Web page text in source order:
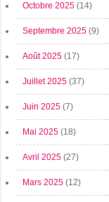
Octobre 2025 (14)
Septembre 2025 (9)
Août 2025 (17)
Juillet 2025 (37)
Juin 2025 (7)
Mai 2025 (18)
Avril 2025 (27)
Mars 2025 (12)